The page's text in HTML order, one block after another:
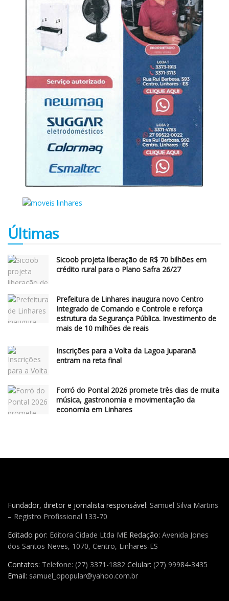
Últimas
Sicoob projeta liberação de R$ 70 bilhões em
crédito rural para o Plano Safra 26/27
Prefeitura de Linhares inaugura novo Centro
Integrado de Comando e Controle e reforça
estrutura da Segurança Pública. Investimento de
mais de 10 milhões de reais
Inscrições para a Volta da Lagoa Juparanã
entram na reta final
Forró do Pontal 2026 promete três dias de muita
música, gastronomia e movimentação da
economia em Linhares
Fundador, diretor e jornalista responsável: Samuel Silva Martins
– Registro Profissional 133-70
Editado por: Editora Cidade Ltda ME Redação: Avenida Jones
dos Santos Neves, 1070, Centro, Linhares-ES
Contatos: Telefone: (27) 3371-1882 Celular: (27) 99984-3435
Email: samuel_opopular@yahoo.com.br